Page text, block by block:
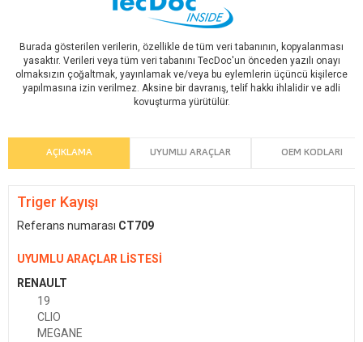
Burada gösterilen verilerin, özellikle de tüm veri tabanının, kopyalanması
yasaktır. Verileri veya tüm veri tabanını TecDoc'un önceden yazılı onayı
olmaksızın çoğaltmak, yayınlamak ve/veya bu eylemlerin üçüncü kişilerce
yapılmasına izin verilmez. Aksine bir davranış, telif hakkı ihlalidir ve adli
kovuşturma yürütülür.
AÇIKLAMA UYUMLU ARAÇLAR OEM KODLARI
Triger Kayışı
Referans numarası CT709
UYUMLU ARAÇLAR LİSTESİ
RENAULT
19
CLIO
MEGANE